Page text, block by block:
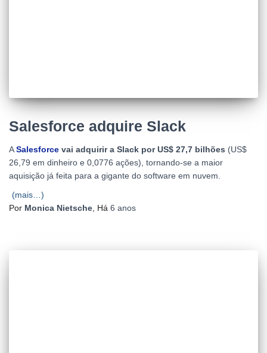
Salesforce adquire Slack
ASalesforce vai adquirir a Slack por US$ 27,7 bilhões (US$
26,79 em dinheiro e 0,0776 ações), tornando-se a maior
aquisição já feita para a gigante do software em nuvem.
(mais…)
Por Monica Nietsche , Há 6 anos